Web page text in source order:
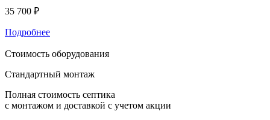
35 700 ₽
Подробнее
Стоимость оборудования
Стандартный монтаж
Полная стоимость септика
с монтажом и доставкой с учетом акции